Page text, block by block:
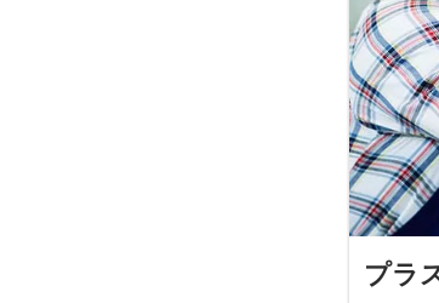
プラ